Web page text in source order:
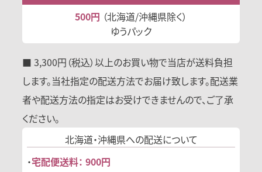
500円 （北海道/沖縄県除く）
ゆうパック
■ 3,300円（税込）以上のお買い物で当店が送料負担
します。当社指定の配送方法でお届け致します。配送業
者や配送方法の指定はお受けできませんので、ご了承
ください。
北海道・沖縄県への配送について
・宅配便送料： 900円